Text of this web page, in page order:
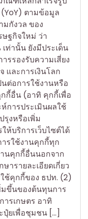
ตามข้อมูล
มกังวล ของ
ฐกิจใหม่ ว่า
ท่านั้น ยังมีประเด็น
ารรองรับความเสี่ยง
และการเงินโลก
ต่อการใช้งานหรือ
กี้อื่น (อาทิ คุกกี้เพื่อ
การประเมินผลใช้
งหรือเพิ่ม
ห้บริการเว็บไซต์ได้
รใช้งานคุกกี้ทุก
นคุกกี้อื่นนอกจาก
ารายละเอียดเกี่ยว
ช้คุกกี้ของ ธปท. (2)
มขึ้นของต้นทุนการ
รเกษตร อาทิ
ปุ๋ยเพื่อชุมชน […]